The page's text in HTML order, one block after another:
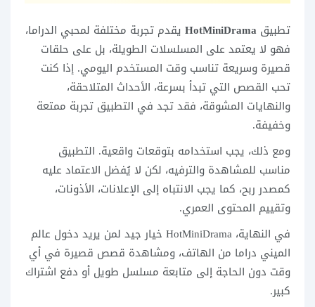
تطبيق HotMiniDrama يقدم تجربة مختلفة لمحبي الدراما،
فهو لا يعتمد على المسلسلات الطويلة، بل على حلقات
قصيرة وسريعة تناسب وقت المستخدم اليومي. إذا كنت
تحب القصص التي تبدأ بسرعة، الأحداث المتلاحقة،
والنهايات المشوقة، فقد تجد في التطبيق تجربة ممتعة
وخفيفة.
ومع ذلك، يجب استخدامه بتوقعات واقعية. التطبيق
مناسب للمشاهدة والترفيه، لكن لا يُفضل الاعتماد عليه
كمصدر ربح، كما يجب الانتباه إلى الإعلانات، الأذونات،
وتقييم المحتوى العمري.
في النهاية، HotMiniDrama خيار جيد لمن يريد دخول عالم
الميني دراما من الهاتف، ومشاهدة قصص قصيرة في أي
وقت دون الحاجة إلى متابعة مسلسل طويل أو دفع اشتراك
كبير.